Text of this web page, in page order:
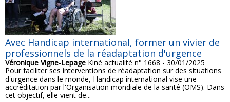
Avec Handicap international, former un vivier de
professionnels de la réadaptation d'urgence
Véronique Vigne-Lepage Kiné actualité n° 1668 - 30/01/2025
Pour faciliter ses interventions de réadaptation sur des situations
d'urgence dans le monde, Handicap international vise une
accréditation par l'Organisation mondiale de la santé (OMS). Dans
cet objectif, elle vient de...